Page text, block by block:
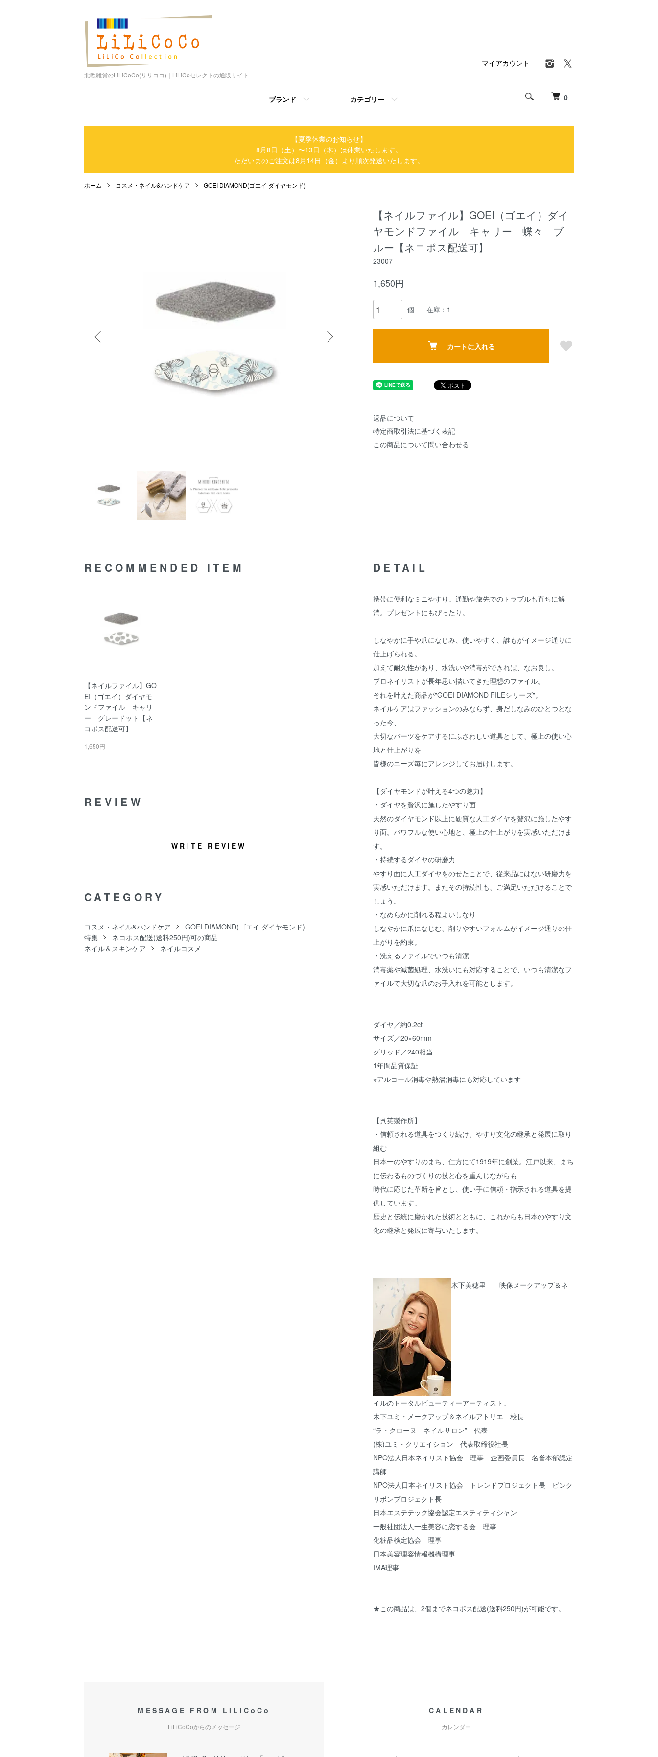
北欧雑貨のLiLiCoCo(リリココ)｜LiLiCoセレクトの通販サイト
0
ブランド カテゴリー
マイアカウント
【夏季休業のお知らせ】
8月8日（土）〜13日（木）は休業いたします。
ただいまのご注文は8月14日（金）より順次発送いたします。
ホーム コスメ・ネイル&ハンドケア GOEI DIAMOND(ゴエイ ダイヤモンド)
【ネイルファイル】GOEI（ゴエイ）ダイ
ヤモンドファイル キャリー 蝶々 ブ
ルー【ネコポス配送可】
23007
1,650円
個 在庫：1
カートに入れる
返品について
特定商取引法に基づく表記
この商品について問い合わせる
DETAIL
携帯に便利なミニやすり。通勤や旅先でのトラブルも直ちに解
消。プレゼントにもぴったり。
しなやかに手や爪になじみ、使いやすく、誰もがイメージ通りに
仕上げられる。
加えて耐久性があり、水洗いや消毒ができれば、なお良し。
プロネイリストが長年思い描いてきた理想のファイル。
それを叶えた商品が"GOEI DIAMOND FILEシリーズ"。
ネイルケアはファッションのみならず、身だしなみのひとつとな
った今、
大切なパーツをケアするにふさわしい道具として、極上の使い心
地と仕上がりを
皆様のニーズ毎にアレンジしてお届けします。
【ダイヤモンドが叶える4つの魅力】
・ダイヤを贅沢に施したやすり面
天然のダイヤモンド以上に硬質な人工ダイヤを贅沢に施したやす
り面。パワフルな使い心地と、極上の仕上がりを実感いただけま
す。
・持続するダイヤの研磨力
やすり面に人工ダイヤをのせたことで、従来品にはない研磨力を
実感いただけます。またその持続性も、ご満足いただけることで
しょう。
・なめらかに削れる程よいしなり
しなやかに爪になじむ、削りやすいフォルムがイメージ通りの仕
上がりを約束。
・洗えるファイルでいつも清潔
消毒薬や滅菌処理、水洗いにも対応することで、いつも清潔なフ
ァイルで大切な爪のお手入れを可能とします。
ダイヤ／約0.2ct
サイズ／20×60mm
グリッド／240相当
1年間品質保証
※アルコール消毒や熱湯消毒にも対応しています
【呉英製作所】
・信頼される道具をつくり続け、やすり文化の継承と発展に取り
組む
日本一のやすりのまち、仁方にて1919年に創業。江戸以来、まち
に伝わるものづくりの技と心を重んじながらも
時代に応じた革新を旨とし、使い手に信頼・指示される道具を提
供しています。
歴史と伝統に磨かれた技術とともに、これからも日本のやすり文
化の継承と発展に寄与いたします。
木下美穂里 ―映像メークアップ＆ネ
イルのトータルビューティーアーティスト。
木下ユミ・メークアップ＆ネイルアトリエ 校長
“ラ・クローヌ ネイルサロン” 代表
(株)ユミ・クリエイション 代表取締役社長
NPO法人日本ネイリスト協会 理事 企画委員長 名誉本部認定
講師
NPO法人日本ネイリスト協会 トレンドプロジェクト長 ピンク
リボンプロジェクト長
日本エステテック協会認定エスティティシャン
一般社団法人一生美容に恋する会 理事
化粧品検定協会 理事
日本美容理容情報機構理事
IMA理事
★この商品は、2個までネコポス配送(送料250円)が可能です。
RECOMMENDED ITEM
【ネイルファイル】GO
EI（ゴエイ）ダイヤモ
ンドファイル キャリ
ー グレードット【ネ
コポス配送可】
1,650円
REVIEW
WRITE REVIEW
CATEGORY
コスメ・ネイル&ハンドケア
GOEI DIAMOND(ゴエイ ダイヤモンド)
特集
ネコポス配送(送料250円)可の商品
ネイル＆スキンケア
ネイルコスメ
MESSAGE FROM LiLiCoCo
LiLiCoCoからのメッセージ
CALENDAR
カレンダー